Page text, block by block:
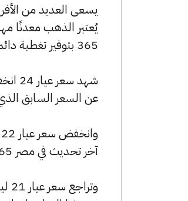
يُعتبر الذهب معدنًا
365 بتوفير تغطية دائمة لأسعار الذهب الآن وفي هذا المقال، سنتعرف على كافة أسعار الأعيرة.
عن السعر السابق الذي بلغ 6315 جنيهًا للبيع و6280
آخر تحديث في مصر 365.